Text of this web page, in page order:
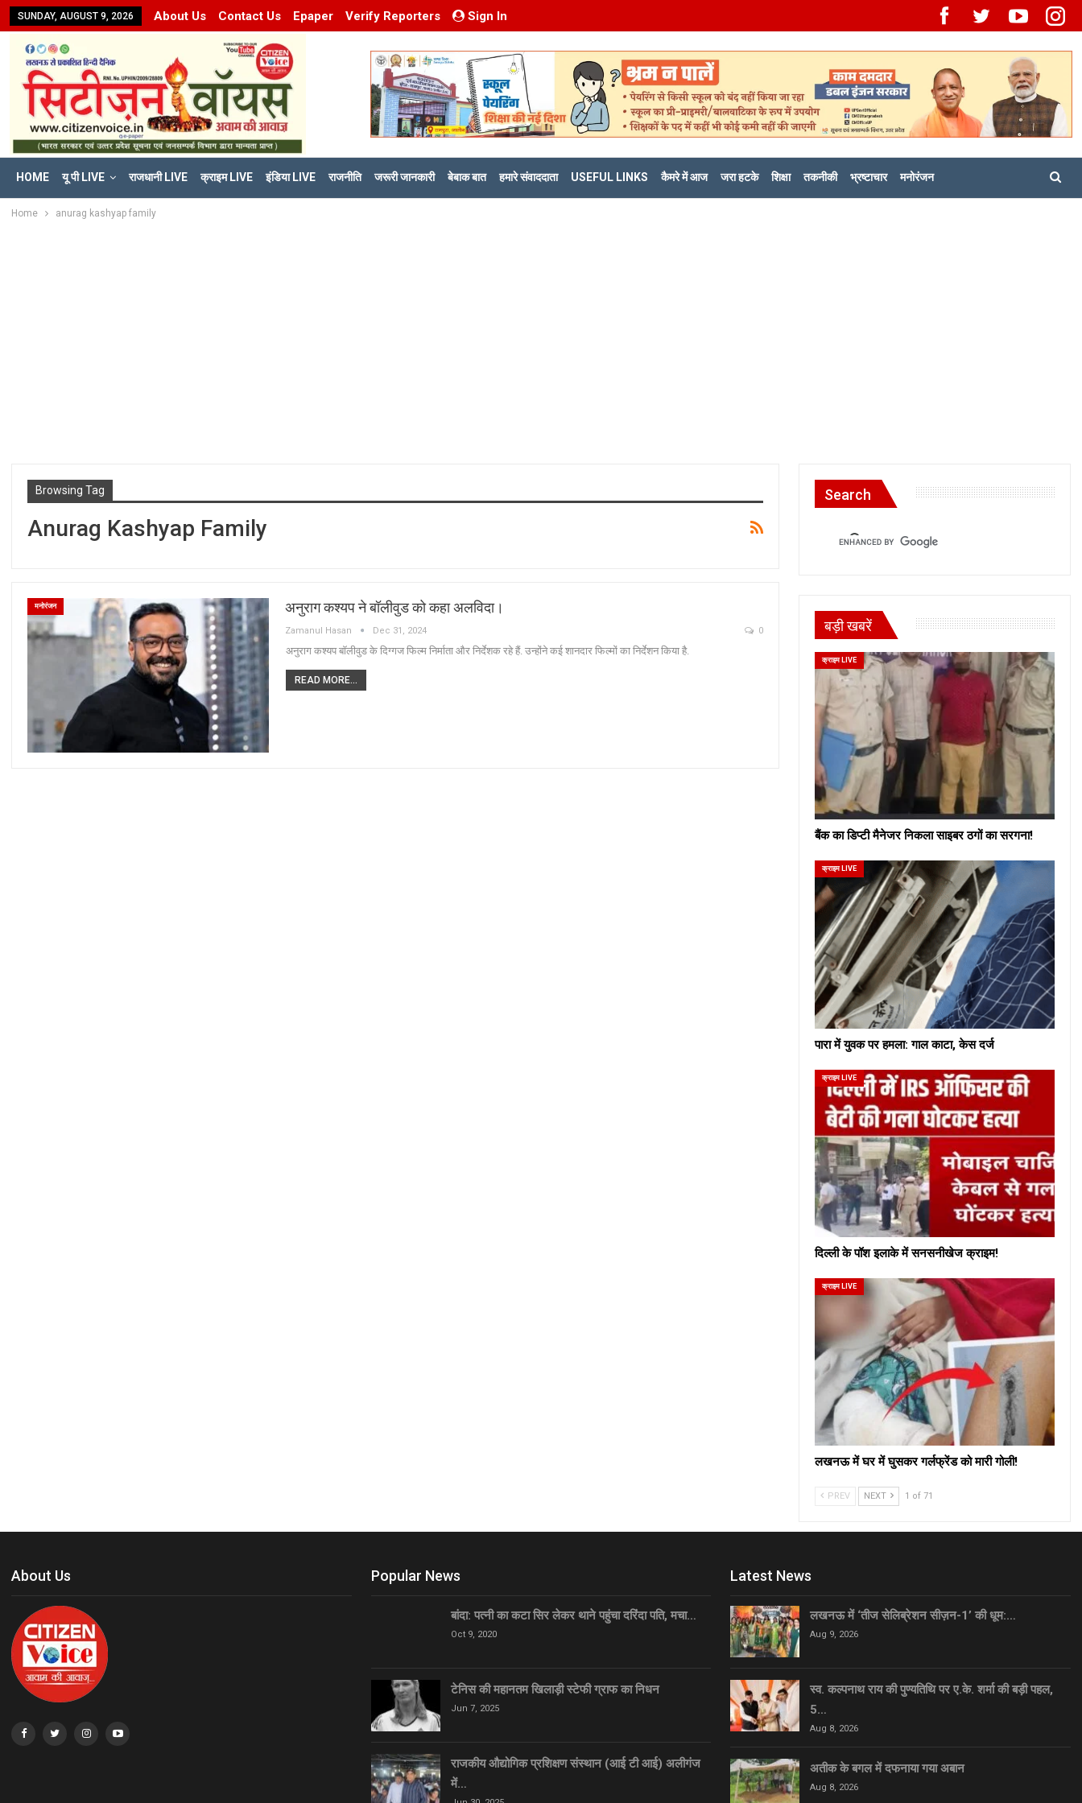
SUNDAY, AUGUST 9, 2026 About Us Contact Us Epaper Verify Reporters Sign In
HOME यू पी LIVE राजधानी LIVE क्राइम LIVE इंडिया LIVE राजनीति जरूरी जानकारी बेबाक बात हमारे संवाददाता USEFUL LINKS कैमरे में आज जरा हटके शिक्षा तकनीकी भ्रष्टाचार मनोरंजन
Home anurag kashyap family
Browsing Tag
Anurag Kashyap Family
मनोरंजन अनुराग कश्यप ने बॉलीवुड को कहा अलविदा।
Zamanul Hasan Dec 31, 2024 0
अनुराग कश्यप बॉलीवुड के दिग्गज फिल्म निर्माता और निर्देशक रहे हैं. उन्होंने कई शानदार फिल्मों का निर्देशन किया है.
READ MORE...
Search
बड़ी खबरें
क्राइम LIVE
बैंक का डिप्टी मैनेजर निकला साइबर ठगों का सरगना!
क्राइम LIVE
पारा में युवक पर हमला: गाल काटा, केस दर्ज
क्राइम LIVE
दिल्ली के पॉश इलाके में सनसनीखेज क्राइम!
क्राइम LIVE
लखनऊ में घर में घुसकर गर्लफ्रेंड को मारी गोली!
PREV NEXT 1 of 71
About Us Popular News
बांदा: पत्नी का कटा सिर लेकर थाने पहुंचा दरिंदा पति, मचा…
Oct 9, 2020
टेनिस की महानतम खिलाड़ी स्टेफी ग्राफ का निधन
Jun 7, 2025
राजकीय औद्योगिक प्रशिक्षण संस्थान (आई टी आई) अलीगंज
में…
Latest News
लखनऊ में ‘तीज सेलिब्रेशन सीज़न-1’ की धूम:…
Aug 9, 2026
स्व. कल्पनाथ राय की पुण्यतिथि पर ए.के. शर्मा की बड़ी पहल,
5…
Aug 8, 2026
अतीक के बगल में दफनाया गया अबान
Aug 8, 2026